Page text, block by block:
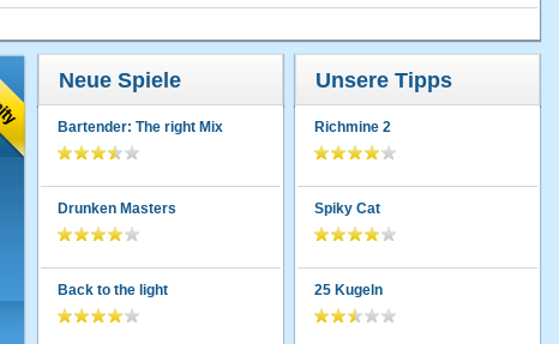
Neue Spiele
Bartender: The right Mix
Drunken Masters
Back to the light
Unsere Tipps
Richmine 2
Spiky Cat
25 Kugeln